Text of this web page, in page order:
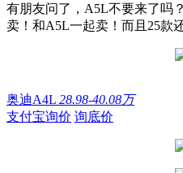
有朋友问了，A5L不要来了吗
卖！和A5L一起卖！而且25款
奥迪A4L 28.98-40.08万
支付宝询价 询底价